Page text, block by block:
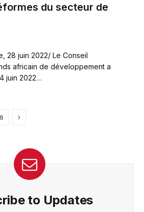
du secteur de
28 juin 2022/ Le Conseil
africain de développement a
juin 2022…
6 Next
to Updates